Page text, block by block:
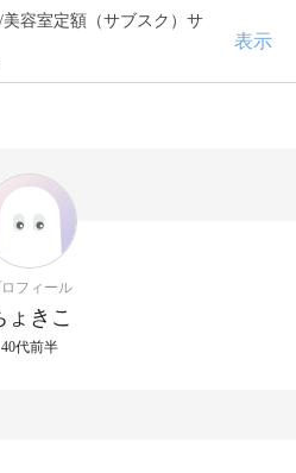
容室定額（サブスク）サ
表示
フィール
ょきこ
40代前半